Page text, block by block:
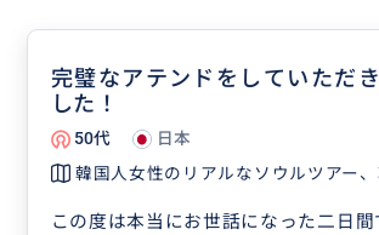
完璧なアテンドをしていただ
した！
50代
日本
韓国人女性のリアルなソウルツアー
この度は本当にお世話になった二日間